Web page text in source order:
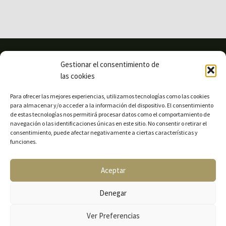
Gestionar el consentimiento de
las cookies
Para ofrecer las mejores experiencias, utilizamos tecnologías como las cookies
para almacenar y/o acceder a la información del dispositivo. El consentimiento
de estas tecnologías nos permitirá procesar datos como el comportamiento de
navegación o las identificaciones únicas en este sitio. No consentir o retirar el
consentimiento, puede afectar negativamente a ciertas características y
funciones.
Aceptar
Denegar
Ver Preferencias
Sitemap